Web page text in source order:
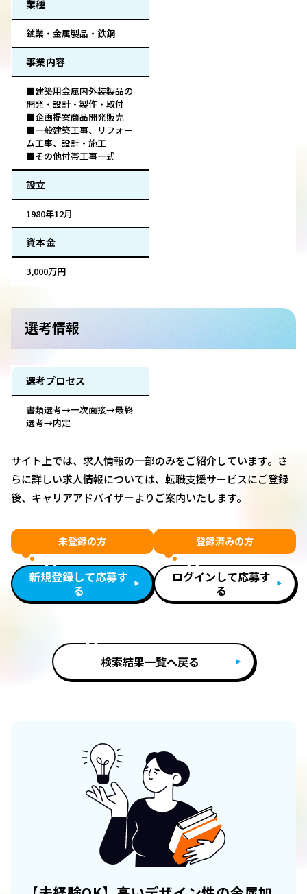
業種
鉱業・金属製品・鉄鋼
事業内容
■建築用金属内外装製品の
開発・設計・製作・取付
■企画提案商品開発販売
■一般建築工事、リフォー
ム工事、設計・施工
■その他付帯工事一式
設立
1980年12月
資本金
3,000万円
選考情報
選考プロセス
書類選考→一次面接→最終
選考→内定
サイト上では、求人情報の一部のみをご紹介しています。さ
らに詳しい求人情報については、転職支援サービスにご登録
後、キャリアアドバイザーよりご案内いたします。
未登録の方
新規登録して応募す
る
登録済みの方
ログインして応募す
る
検索結果一覧へ戻る